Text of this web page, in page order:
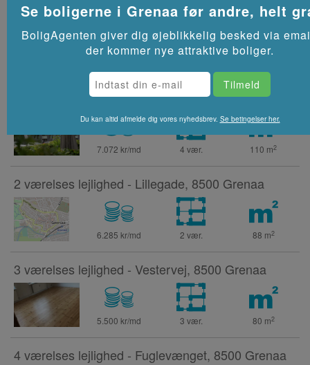
4 værelses lejlighed - Fuglevænget, 8500 Grenaa
4 værelses lejlighed - Fuglevænget, 8500 Grenaa
7.072 kr/md 4 vær. 110 m2
2 værelses lejlighed - Lillegade, 8500 Grenaa
6.285 kr/md 2 vær. 88 m2
3 værelses lejlighed - Vestervej, 8500 Grenaa
5.500 kr/md 3 vær. 80 m2
4 værelses lejlighed - Fuglevænget, 8500 Grenaa
Se boligerne i Grenaa før andre, helt
BoligAgenten giver dig øjeblikkelig besked via
der kommer nye attraktive boliger.
Du kan altid afmelde dig vores nyhedsbrev. Se betingelser her.